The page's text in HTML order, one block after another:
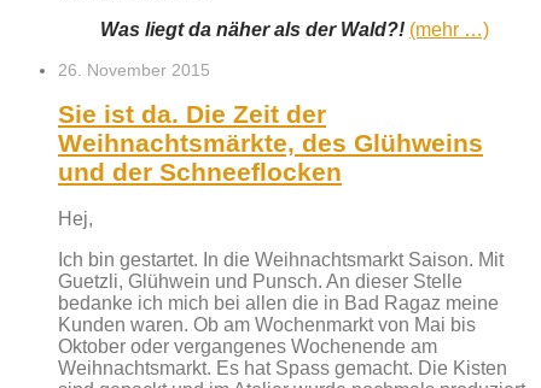
Was liegt da näher als der Wald?! (mehr …)
26. November 2015
Sie ist da. Die Zeit der
Weihnachtsmärkte, des Glühweins
und der Schneeflocken
Hej,
Ich bin gestartet. In die Weihnachtsmarkt Saison. Mit
Guetzli, Glühwein und Punsch. An dieser Stelle
bedanke ich mich bei allen die in Bad Ragaz meine
Kunden waren. Ob am Wochenmarkt von Mai bis
Oktober oder vergangenes Wochenende am
Weihnachtsmarkt. Es hat Spass gemacht. Die Kisten